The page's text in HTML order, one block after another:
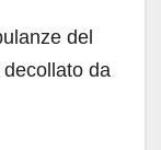
del
decollato da